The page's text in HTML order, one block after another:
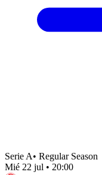
Serie A• Regular Season
Mié 22 jul • 20:00